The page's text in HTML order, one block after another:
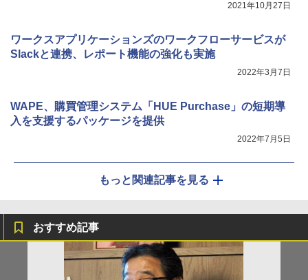
2021年10月27日
ワークスアプリケーションズのワークフローサービスが
Slackと連携、レポート機能の強化も実施
2022年3月7日
WAPE、購買管理システム「HUE Purchase」の短期導
入を支援するパッケージを提供
2022年7月5日
もっと関連記事を見る
おすすめ記事